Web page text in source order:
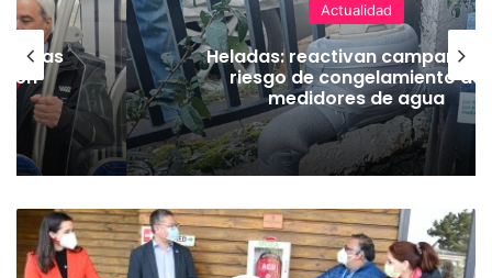
vías
Actualidad
Heladas: reactivan campaña
riesgo de congelamiento de
medidores de agua